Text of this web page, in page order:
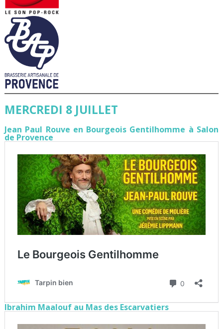
MERCREDI 8 JUILLET
Jean Paul Rouve en Bourgeois Gentilhomme à Salon
de Provence
Ibrahim Maalouf au Mas des Escarvatiers